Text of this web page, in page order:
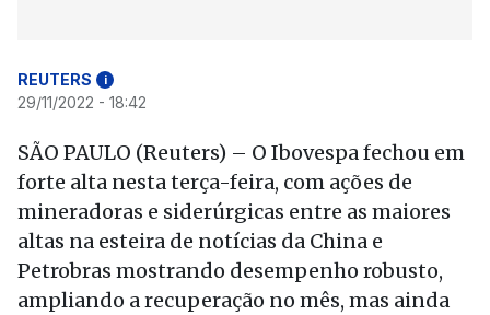
REUTERS i
29/11/2022 - 18:42
SÃO PAULO (Reuters) – O Ibovespa fechou em
forte alta nesta terça-feira, com ações de
mineradoras e siderúrgicas entre as maiores
altas na esteira de notícias da China e
Petrobras mostrando desempenho robusto,
ampliando a recuperação no mês, mas ainda